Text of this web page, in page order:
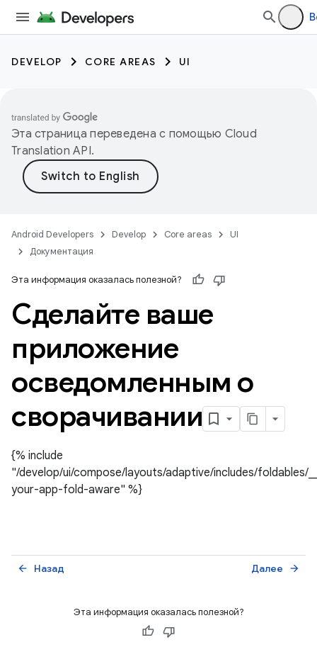
DEVELOP CORE AREAS UI
Эта страница переведена с помощью Cloud
Translation API.
Android Developers Develop Core areas
UI
Документация
Эта информация оказалась полезной?
Сделайте ваше
приложение
осведомленным о
сворачивании
{% include
"/develop/ui/compose/layouts/adaptive/includes/foldables/
your-app-fold-aware" %}
Назад
arrow_back Далее arrow_forward
Эта информация оказалась полезной?